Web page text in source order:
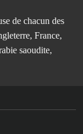
de chacun des
France,
saoudite,